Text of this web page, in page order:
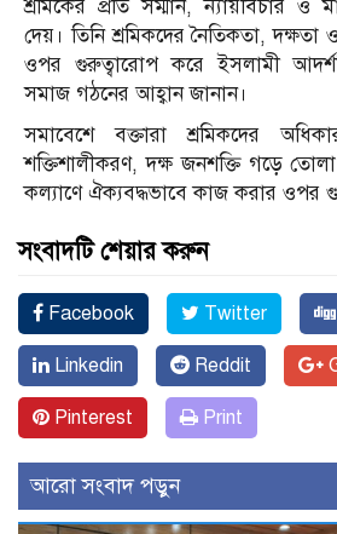
শ্রমিকের প্রতি সম্মান, ন্যায়বিচার ও
দেয়। তিনি শ্রমিকদের নৈতিকতা, দক্ষতা
ওপর গুরুত্বারোপ করে ইসলামী
সমাজ গঠনের আহ্বান জানান।
সমাবেশে বক্তারা শ্রমিকদের
শক্তিশালীকরণ, দক্ষ জনশক্তি গড়ে
কল্যাণে ঐক্যবদ্ধভাবে কাজ করার ওপর
সংবাদটি শেয়ার করুন
Facebook Twitter
Linkedin Reddit
Pinterest Print
আরো সংবাদ পড়ুন